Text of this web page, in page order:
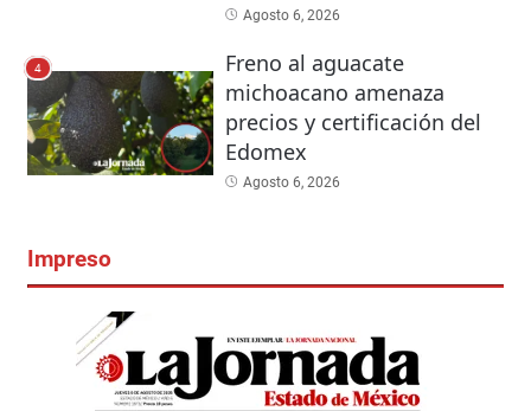
Agosto 6, 2026
4
Freno al aguacate
michoacano amenaza
precios y certificación del
Edomex
Agosto 6, 2026
Impreso